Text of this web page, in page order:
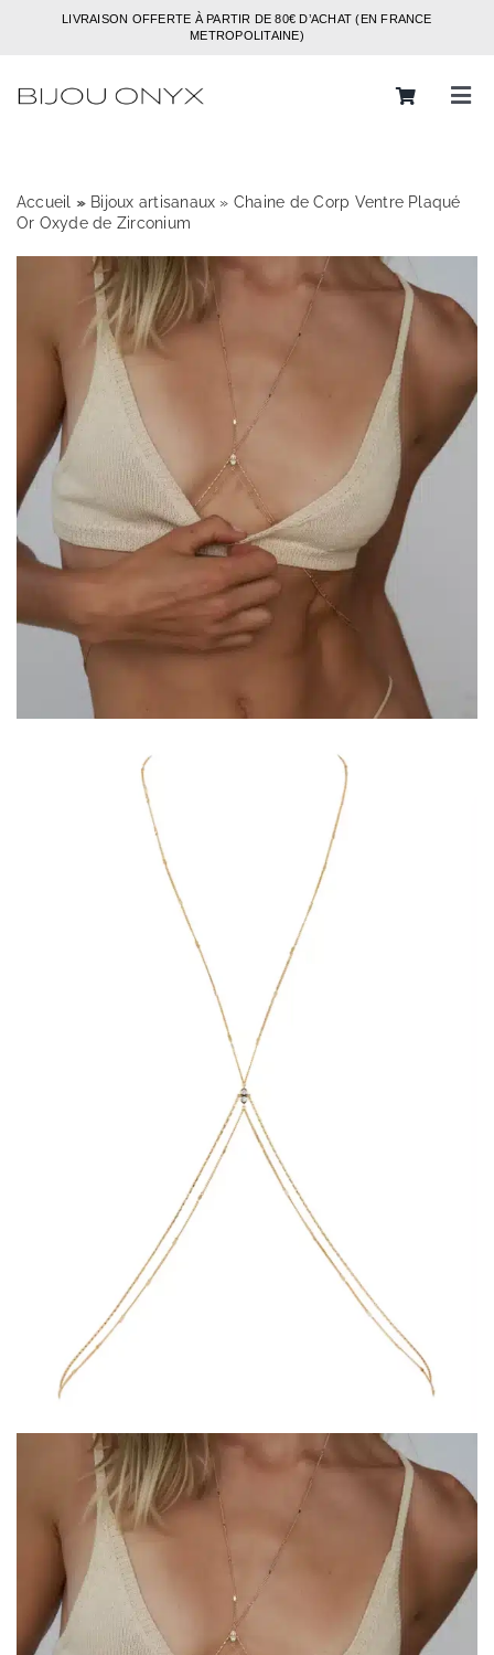
LIVRAISON OFFERTE À PARTIR DE 80€ D’ACHAT (EN FRANCE
METROPOLITAINE)
Bijoux
Bagues
Boucles d’oreilles
Bracelets
Colliers
Chaines
COLLECTIONS DE BIJOUX
Idées Cadeaux
NOUVEAUTES
Accueil »
» Bijoux artisanaux » Chaine de Corp Ventre Plaqué
Or Oxyde de Zirconium